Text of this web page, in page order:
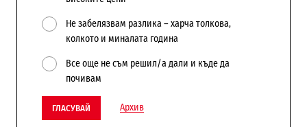
Не забелязвам разлика – харча толкова,
колкото и миналата година
Все още не съм решил/а дали и къде да
почивам
ГЛАСУВАЙ Архив